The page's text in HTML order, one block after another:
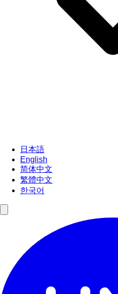
日本語
English
简体中文
繁體中文
한국어